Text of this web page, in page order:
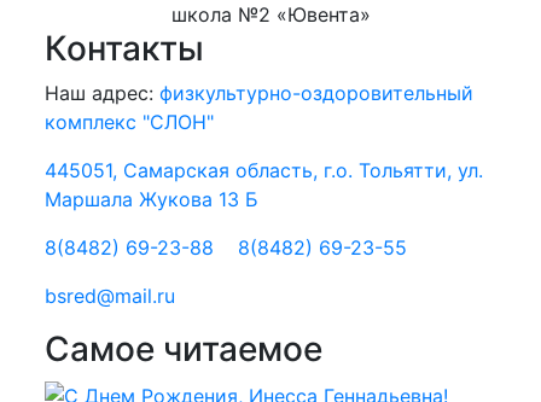
школа №2 «Ювента»
Контакты
Наш адрес:физкультурно-оздоровительный
комплекс "СЛОН"
445051, Самарская область, г.о. Тольятти, ул.
Маршала Жукова 13 Б
8(8482) 69-23-88
8(8482) 69-23-55
bsred@mail.ru
Самое читаемое